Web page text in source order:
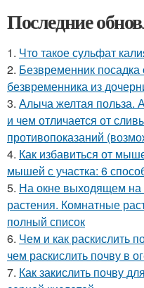
Последние
1. Что такое сульфат
2. Безвременник
безвременника из
3. Алыча желтая польза.
и чем отличается от
противопоказаний
4. Как избавиться от
мышей с участка: 6
5. На окне выходящем на
растения. Комнатные
полный список
6. Чем и как раскислить
чем раскислить почву в
7. Как закислить почву